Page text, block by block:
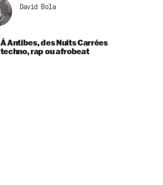
David Bola
À Antibes, des Nuits Carrées
techno, rap ou afrobeat